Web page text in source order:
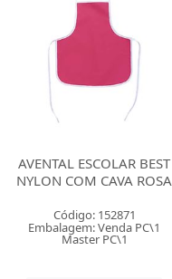
AVENTAL ESCOLAR BEST
NYLON COM CAVA ROSA
Código: 152871
Embalagem: Venda PC\1
Master PC\1